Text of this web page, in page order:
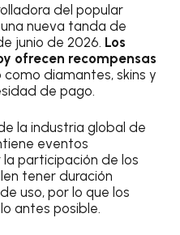
del popular
nueva tanda de
junio de 2026. Los
ofrecen recompensas
diamantes, skins y
de pago.
la industria global de
eventos
participación de los
tener duración
uso, por lo que los
antes posible.